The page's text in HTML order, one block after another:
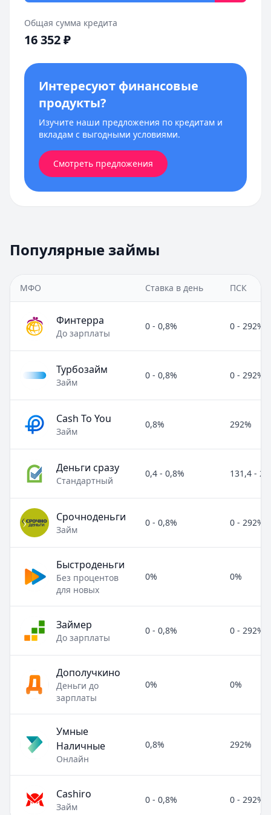
Общая сумма кредита
16 352₽
Интересуют финансовые
продукты?
Изучите наши предложения по кредитам и
вкладам с выгодными условиями.
Смотреть предложения
Популярные займы
МФО Ставка в день ПСК
Финтерра
До зарплаты
0 - 0,8% 0 - 292%
Турбозайм
Займ
0 - 0,8% 0 - 292%
Cash To You
Займ
0,8% 292%
Деньги сразу
Стандартный
0,4 - 0,8% 131,4 -
Срочноденьги
Займ
0 - 0,8% 0 - 292%
Быстроденьги
Без процентов
для новых
0% 0%
Займер
До зарплаты
0 - 0,8% 0 - 292%
Дополучкино
Деньги до
зарплаты
0% 0%
Умные
Наличные
Онлайн
0,8% 292%
Cashiro
Займ
0 - 0,8% 0 - 292%